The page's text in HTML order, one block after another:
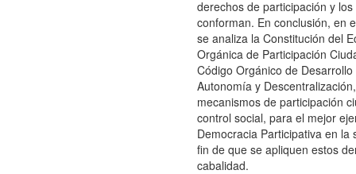
derechos de participación y
conforman. En conclusión, en
se analiza la Constitución del
Orgánica de Participación
Código Orgánico de
Autonomía y
mecanismos de participación
control social, para el mejor
Democracia Participativa en la
fin de que se apliquen estos
cabalidad.